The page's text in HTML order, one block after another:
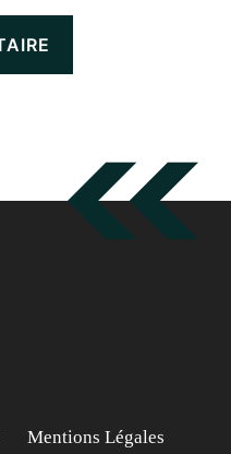
Mentions Légales